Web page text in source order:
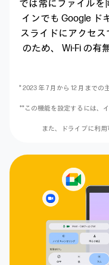
では常にファイルを
インでも Google ド
スライドにアクセ
のため、 Wi-Fi の有
* 2023 年 7 月から 12 月まで
**この機能を設定するには、
また、ドライブに利